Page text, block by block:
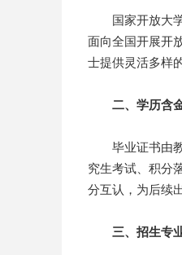
国家开放大学(
面向全国开展开
士提供灵活多样
二、学历含
毕业证书由教
究生考试、积分
分互认，为后续
三、招生专